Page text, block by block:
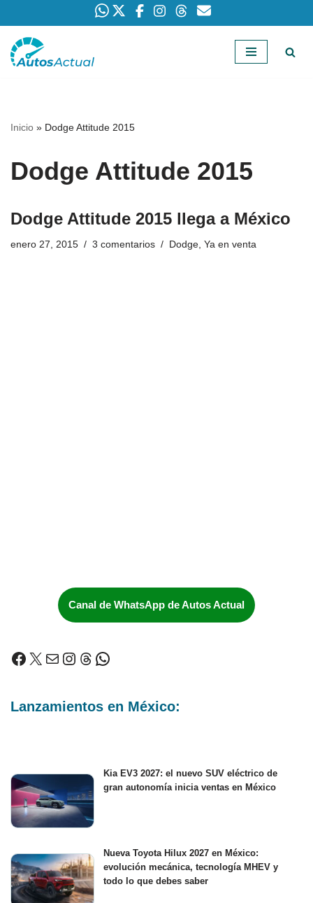
Saltar
Inicio » Dodge Attitude 2015
Dodge Attitude 2015
Dodge Attitude 2015 llega a México
enero 27, 2015 3 comentarios Dodge, Ya en venta
Canal de WhatsApp de Autos Actual
Lanzamientos en México:
Kia EV3 2027: el nuevo SUV eléctrico de
gran autonomía inicia ventas en México
Nueva Toyota Hilux 2027 en México:
evolución mecánica, tecnología MHEV y
todo lo que debes saber